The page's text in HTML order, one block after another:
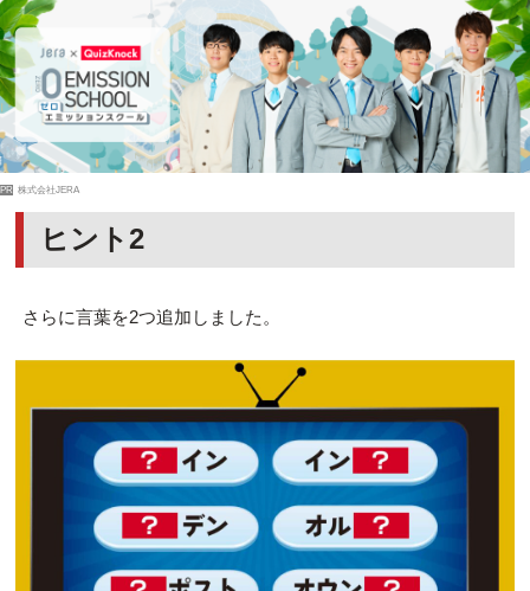
PR 株式会社JERA
ヒント2
さらに言葉を2つ追加しました。